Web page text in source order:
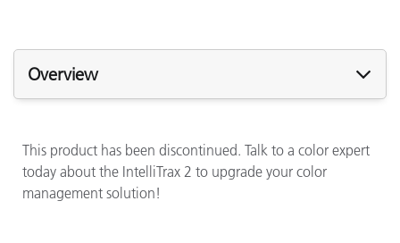
Overview
This product has been discontinued. Talk to a color expert
today about the IntelliTrax 2 to upgrade your color
management solution!